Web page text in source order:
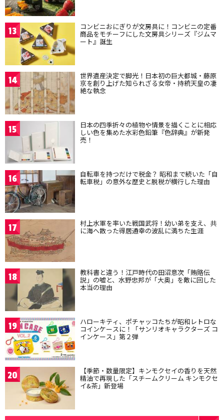
13 コンビニおにぎりが文房具に！コンビニの定番
商品をモチーフにした文房具シリーズ『ジムマ
ート』誕生
14 世界遺産決定で脚光！日本初の巨大都城・藤原
京を創り上げた知られざる女帝・持統天皇の凄
絶な執念
15 日本の四季折々の植物や情景を描くことに相応
しい色を集めた水彩色鉛筆『色辞典』が新発
売！
16 自転車を持つだけで税金？ 昭和まで続いた「自
転車税」の意外な歴史と脱税が横行した理由
17 村上水軍を率いた戦国武将！幼い弟を支え、共
に海へ散った得居通幸の波乱に満ちた生涯
18 教科書と違う！江戸時代の田沼意次「賄賂伝
説」の嘘と、水野忠邦が「大奥」を敵に回した
本当の理由
19 ハローキティ、ポチャッコたちが昭和レトロな
コインケースに！「サンリオキャラクターズ コ
インケース」第２弾
20 【季節・数量限定】キンモクセイの香りを天然
精油で再現した「スチームクリーム キンモクセ
イ&茶」新登場